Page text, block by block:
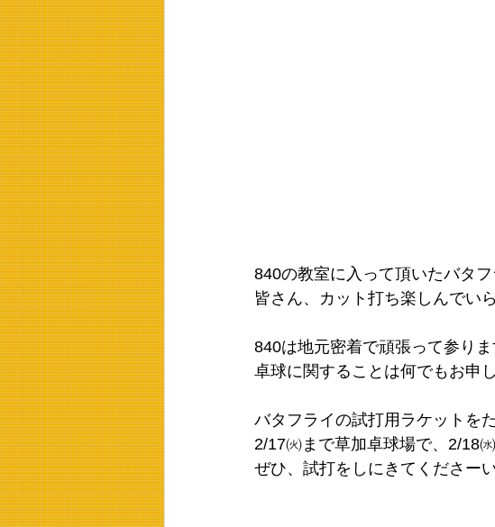
840の教室に入って頂いたバタフ
皆さん、カット打ち楽しんでい
840は地元密着で頑張って参りま
卓球に関することは何でもお申
バタフライの試打用ラケットを
2/17㈫まで草加卓球場で、2/18
ぜひ、試打をしにきてくださー